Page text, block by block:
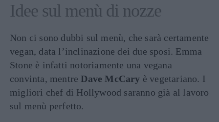
Idee sul menù di nozze
Non ci sono dubbi sul menù, che sarà certamente
vegan, data l’inclinazione dei due sposi. Emma
Stone è infatti notoriamente una vegana
convinta, mentreDave McCary è vegetariano. I
migliori chef di Hollywood saranno già al lavoro
sul menù perfetto.